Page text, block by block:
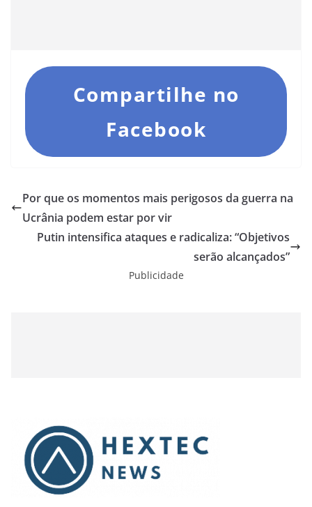
Compartilhe no
Facebook
Por que os momentos mais perigosos da guerra na
Ucrânia podem estar por vir
Putin intensifica ataques e radicaliza: “Objetivos
serão alcançados”
Publicidade